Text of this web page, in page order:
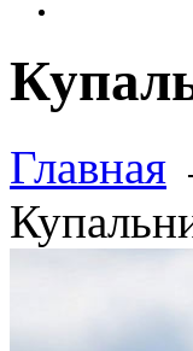
Главная